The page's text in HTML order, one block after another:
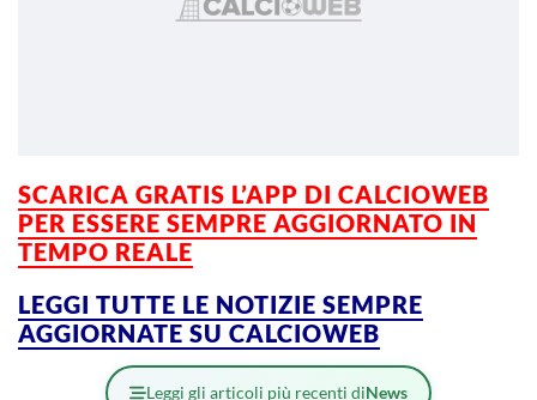
SCARICA GRATIS L’APP DI CALCIOWEB
PER ESSERE SEMPRE AGGIORNATO IN
TEMPO REALE
LEGGI TUTTE LE NOTIZIE SEMPRE
AGGIORNATE SU CALCIOWEB
Leggi gli articoli più recenti diNews